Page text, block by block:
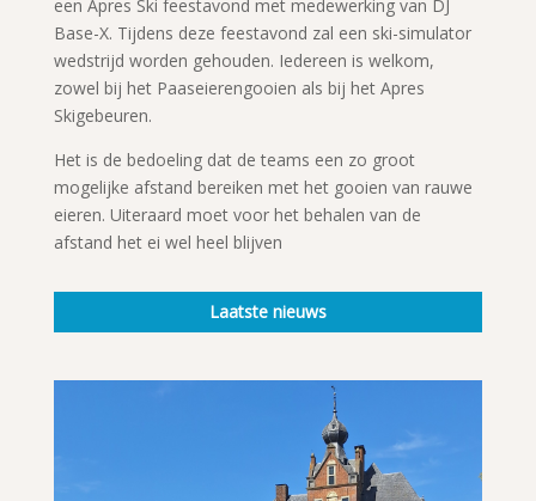
een Apres Ski feestavond met medewerking van DJ
Base-X. Tijdens deze feestavond zal een ski-simulator
wedstrijd worden gehouden. Iedereen is welkom,
zowel bij het Paaseierengooien als bij het Apres
Skigebeuren.
Het is de bedoeling dat de teams een zo groot
mogelijke afstand bereiken met het gooien van rauwe
eieren. Uiteraard moet voor het behalen van de
afstand het ei wel heel blijven
Laatste nieuws